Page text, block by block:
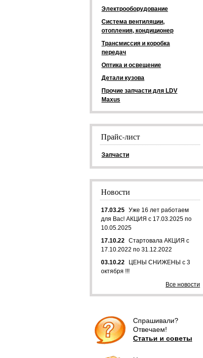
Электрооборудование
Система вентиляции,
отопления, кондиционер
Трансмиссия и коробка
передач
Оптика и освещение
Детали кузова
Прочие запчасти для LDV
Maxus
Прайс-лист
Запчасти
Новости
17.03.25 Уже 16 лет работаем
для Вас! АКЦИЯ с 17.03.2025 по
10.05.2025
17.10.22 Стартовала АКЦИЯ с
17.10.2022 по 31.12.2022
03.10.22
ЦЕНЫ СНИЖЕНЫ с 3
октября !!!
Все новости
Спрашивали?
Отвечаем!
Статьи и советы